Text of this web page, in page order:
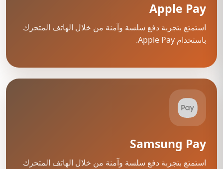
Apple Pay
استمتع بتجربة دفع سلسة وآمنة من خلال الهاتف المتحرك
باستخدام Apple Pay.
Samsung Pay
استمتع بتجربة دفع سلسة وآمنة من خلال الهاتف المتحرك